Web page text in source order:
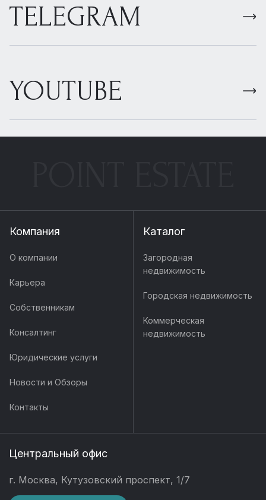
TELEGRAM
YOUTUBE
Компания
О компании
Карьера
Собственникам
Консалтинг
Юридические услуги
Новости и Обзоры
Контакты
Каталог
Загородная
недвижимость
Городская недвижимость
Коммерческая
недвижимость
Центральный офис
г. Москва, Кутузовский проспект, 1/7